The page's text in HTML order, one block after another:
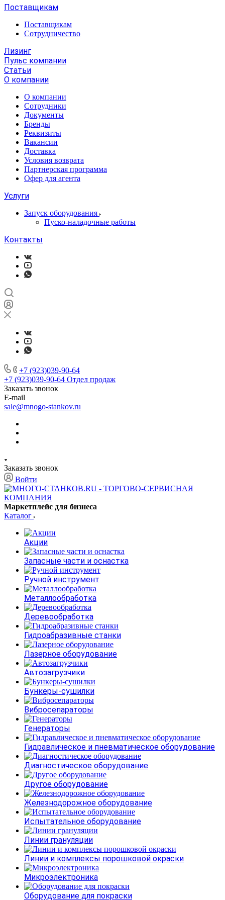
Поставщикам
Поставщикам
Сотрудничество
Лизинг
Пульс компании
Статьи
О компании
О компании
Сотрудники
Документы
Бренды
Реквизиты
Вакансии
Доставка
Условия возврата
Партнерская программа
Офер для агента
Услуги
Запуск оборудования
Пуско-наладочные работы
Контакты
+7 (923)039-90-64
+7 (923)039-90-64 Отдел продаж
Заказать звонок
E-mail
sale@mnogo-stankov.ru
Заказать звонок
Войти
Маркетплейс для бизнеса
Каталог
Акции
Запасные части и оснастка
Ручной инструмент
Металлообработка
Деревообработка
Гидроабразивные станки
Лазерное оборудование
Автозагрузчики
Бункеры-сушилки
Вибросепараторы
Генераторы
Гидравлическое и пневматическое оборудование
Диагностическое оборудование
Другое оборудование
Железнодорожное оборудование
Испытательное оборудование
Линии грануляции
Линии и комплексы порошковой окраски
Микроэлектроника
Оборудование для покраски